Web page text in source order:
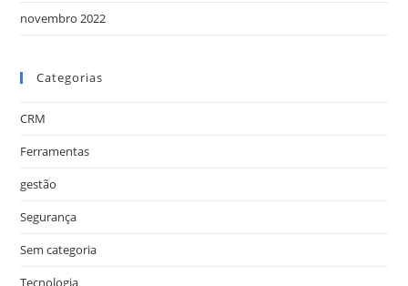
novembro 2022
Categorias
CRM
Ferramentas
gestão
Segurança
Sem categoria
Tecnologia